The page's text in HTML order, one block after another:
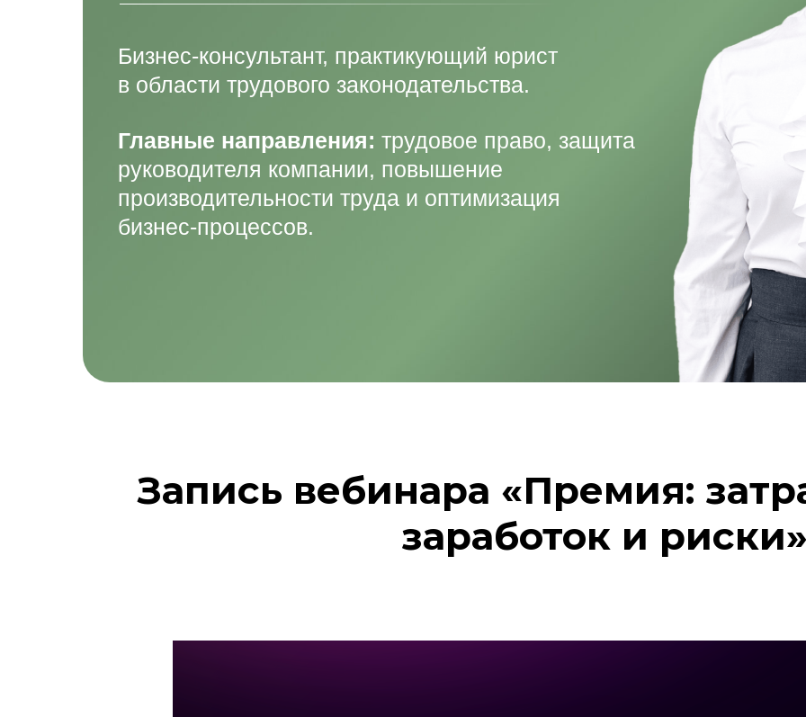
Бизнес-консультант, практикующий юрист
в области трудового законодательства.
Главные направления: трудовое право, защита
руководителя компании, повышение
производительности труда и оптимизация
бизнес-процессов.
Запись вебинара «Премия:
заработок и